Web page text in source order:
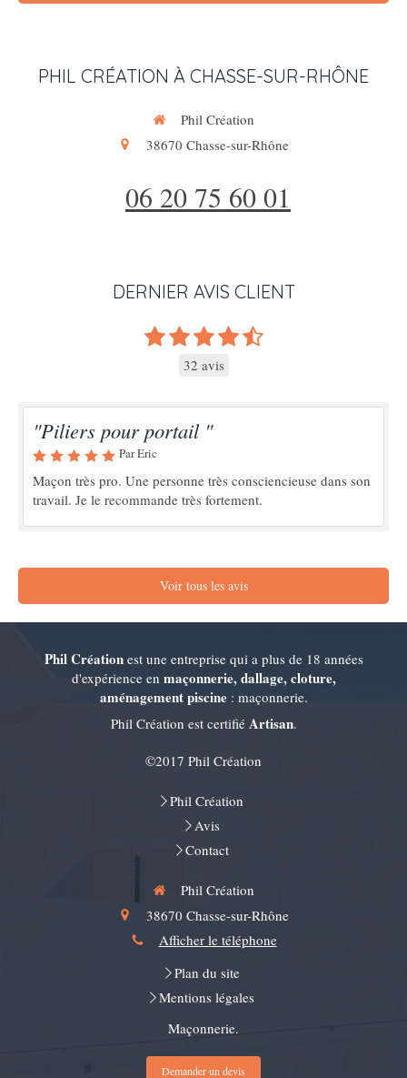
PHIL CRÉATION À CHASSE-SUR-RHÔNE
Phil Création
38670 Chasse-sur-Rhône
06 20 75 60 01
DERNIER AVIS CLIENT
32 avis
"Piliers pour portail "
Par Eric
Maçon très pro. Une personne très consciencieuse dans son
travail. Je le recommande très fortement.
Voir tous les avis
Phil Créationest une entreprise qui a plus de 18 années
d'expérience en maçonnerie, dallage, cloture,
aménagement piscine: maçonnerie.
Phil Création est certifié Artisan.
©2017 Phil Création
Phil Création
Avis
Contact
Phil Création
38670 Chasse-sur-Rhône
Afficher le téléphone
Plan du site
Mentions légales
Maçonnerie.
Demander un devis